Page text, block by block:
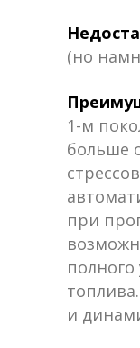
(но
1-м
больше
при
полного
и